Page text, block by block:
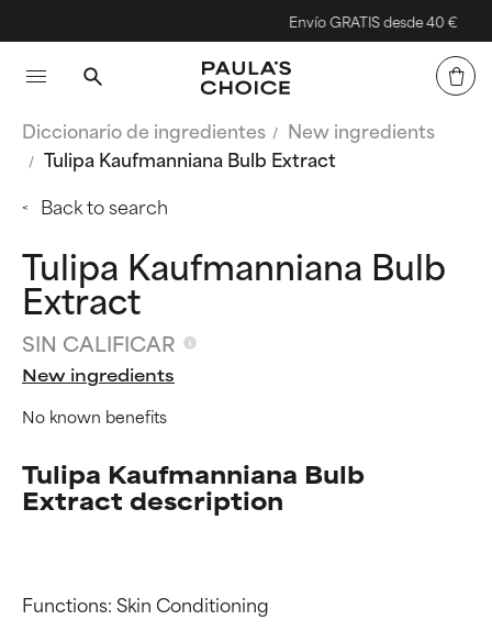
Envío GRATIS desde 40 €
Diccionario de ingredientes
New ingredients
Tulipa Kaufmanniana Bulb Extract
Back to search
Tulipa Kaufmanniana Bulb
Extract
SIN CALIFICAR
New ingredients
No known benefits
Tulipa Kaufmanniana Bulb
Extract description
Functions: Skin Conditioning